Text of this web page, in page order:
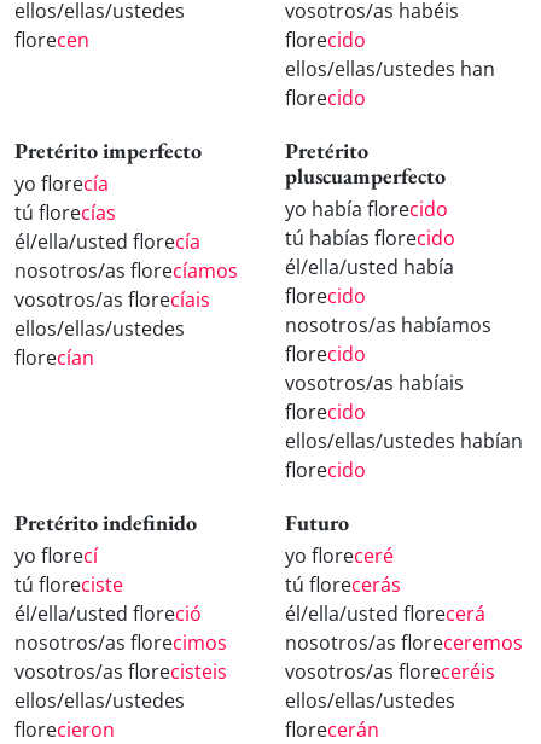
ellos/ellas/ustedes
florecen
vosotros/as habéis
florecido
ellos/ellas/ustedes han
florecido
Pretérito imperfecto
yo florecía
tú florecías
él/ella/usted florecía
nosotros/as florecíamos
vosotros/as florecíais
ellos/ellas/ustedes
florecían
Pretérito
pluscuamperfecto
yo había florecido
tú habías florecido
él/ella/usted había
florecido
nosotros/as habíamos
florecido
vosotros/as habíais
florecido
ellos/ellas/ustedes habían
florecido
Pretérito indefinido
yo florecí
tú floreciste
él/ella/usted floreció
nosotros/as florecimos
vosotros/as florecisteis
ellos/ellas/ustedes
florecieron
Futuro
yo floreceré
tú florecerás
él/ella/usted florecerá
nosotros/as floreceremos
vosotros/as floreceréis
ellos/ellas/ustedes
florecerán